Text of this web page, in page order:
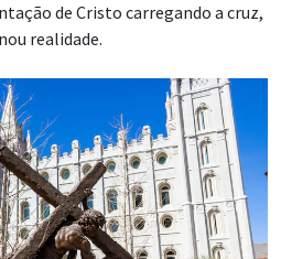
de Cristo carregando a cruz,
realidade.